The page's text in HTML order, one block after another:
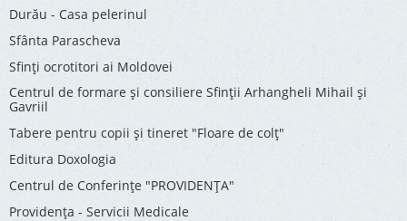
Durău - Casa pelerinul
Sfânta Parascheva
Sfinți ocrotitori ai Moldovei
Centrul de formare și consiliere Sfinții Arhangheli Mihail și
Gavriil
Tabere pentru copii şi tineret "Floare de colţ"
Editura Doxologia
Centrul de Conferinţe "PROVIDENŢA"
Providenţa - Servicii Medicale